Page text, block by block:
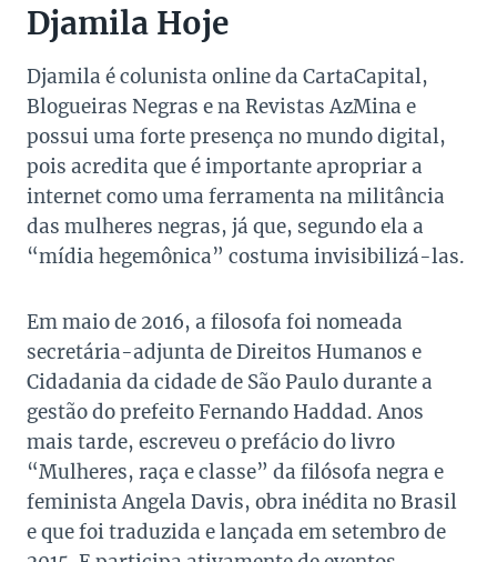
Djamila Hoje
Djamila é colunista online da CartaCapital,
Blogueiras Negras e na Revistas AzMina e
possui uma forte presença no mundo digital,
pois acredita que é importante apropriar a
internet como uma ferramenta na militância
das mulheres negras, já que, segundo ela a
“mídia hegemônica” costuma invisibilizá-las.
Em maio de 2016, a filosofa foi nomeada
secretária-adjunta de Direitos Humanos e
Cidadania da cidade de São Paulo durante a
gestão do prefeito Fernando Haddad. Anos
mais tarde, escreveu o prefácio do livro
“Mulheres, raça e classe” da filósofa negra e
feminista Angela Davis, obra inédita no Brasil
e que foi traduzida e lançada em setembro de